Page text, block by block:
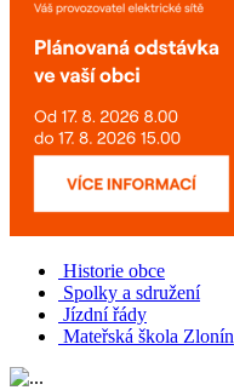
Historie obce
Spolky a sdružení
Jízdní řády
Mateřská škola Zlonín